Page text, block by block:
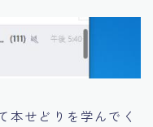
本せどりを学んでく